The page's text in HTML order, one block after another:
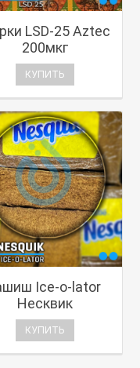
LSD-25 Aztec
200мкг
КУПИТЬ
Ice-o-lator
Несквик
КУПИТЬ